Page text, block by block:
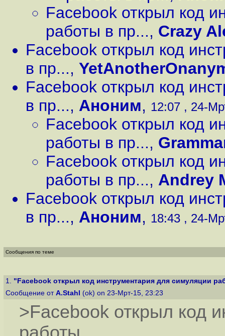
Facebook открыл код
работы в пр..., Crazy
Facebook открыл код
в пр...,
Facebook открыл код
в пр..., Аноним, 12:07 , 24-
Facebook открыл код
работы в пр...,
Facebook открыл код
работы в пр..., Andrey
Facebook открыл код
в пр..., Аноним, 18:43 , 24-
Сообщения по теме
1. "Facebook открыл код инструментария для симуляции
Сообщение от A.Stahl (ok) on 23-Мрт-15, 23:23
>Facebook открыл код